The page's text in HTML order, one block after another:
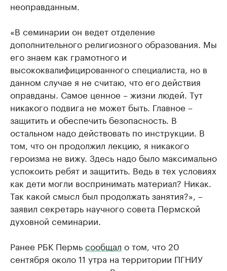
неоправданным.
«В семинарии он ведет отделение
дополнительного религиозного образования. Мы
его знаем как грамотного и
высококвалифицированного специалиста, но в
данном случае я не считаю, что его действия
оправданы. Самое ценное – жизни людей. Тут
никакого подвига не может быть. Главное –
защитить и обеспечить безопасность. В
остальном надо действовать по инструкции. В
том, что он продолжил лекцию, я никакого
героизма не вижу. Здесь надо было максимально
успокоить ребят и защитить. Ведь в тех условиях
как дети могли воспринимать материал? Никак.
Так какой смысл был продолжать занятия?», –
заявил секретарь научного совета Пермской
духовной семинарии.
Ранее РБК Пермьсообщал о том, что 20
сентября около 11 утра на территории ПГНИУ